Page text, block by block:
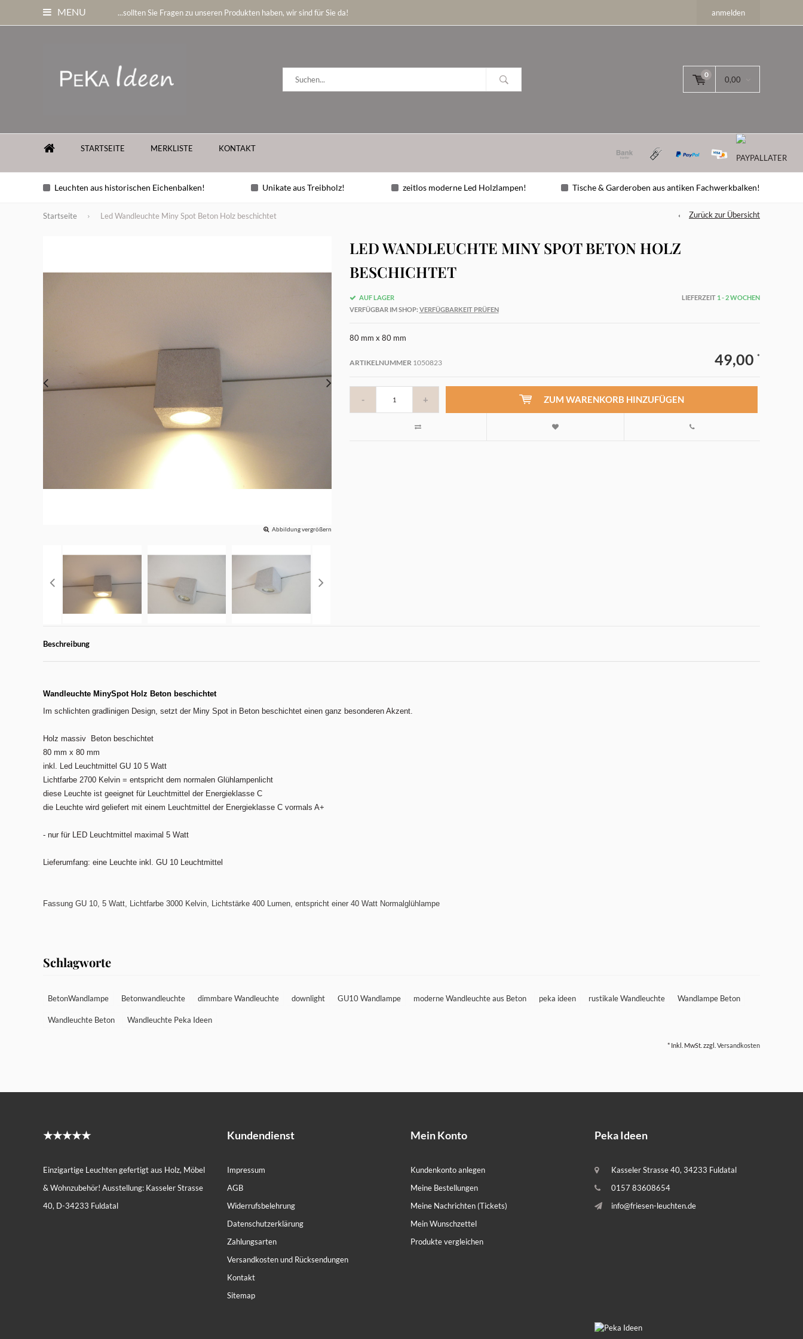
MENU ...sollten Sie Fragen zu unseren Produkten haben, wir sind für Sie da! anmelden
0
0,00
STARTSEITE MERKLISTE KONTAKT
Leuchten aus historischen Eichenbalken! Unikate aus Treibholz! zeitlos moderne Led Holzlampen! Tische & Garderoben aus antiken Fachwerkbalken!
Startseite Led Wandleuchte Miny Spot Beton Holz beschichtet Zurück zur Übersicht
Abbildung vergrößern
LED WANDLEUCHTE MINY SPOT BETON HOLZ
BESCHICHTET
AUF LAGER LIEFERZEIT 1 - 2 WOCHEN
VERFÜGBAR IM SHOP: VERFÜGBARKEIT PRÜFEN
80 mm x 80 mm
ARTIKELNUMMER 1050823 49,00 *
- + ZUM WARENKORB HINZUFÜGEN
Beschreibung
Wandleuchte MinySpot Holz Beton beschichtet
Im schlichten gradlinigen Design, setzt der Miny Spot in Beton beschichtet einen ganz besonderen Akzent.
Holz massiv Beton beschichtet
80 mm x 80 mm
inkl. Led Leuchtmittel GU 10 5 Watt
Lichtfarbe 2700 Kelvin = entspricht dem normalen Glühlampenlicht
diese Leuchte ist geeignet für Leuchtmittel der Energieklasse C
die Leuchte wird geliefert mit einem Leuchtmittel der Energieklasse C vormals A+
- nur für LED Leuchtmittel maximal 5 Watt
Lieferumfang: eine Leuchte inkl. GU 10 Leuchtmittel
Fassung GU 10, 5 Watt, Lichtfarbe 3000 Kelvin, Lichtstärke 400 Lumen, entspricht einer 40 Watt Normalglühlampe
Schlagworte
BetonWandlampe Betonwandleuchte dimmbare Wandleuchte downlight GU10 Wandlampe moderne Wandleuchte aus Beton peka ideen rustikale Wandleuchte Wandlampe Beton
Wandleuchte Beton Wandleuchte Peka Ideen
* Inkl. MwSt. zzgl. Versandkosten
★★★★★
Einzigartige Leuchten gefertigt aus Holz, Möbel
& Wohnzubehör! Ausstellung: Kasseler Strasse
40, D-34233 Fuldatal
Kundendienst
Impressum
AGB
Widerrufsbelehrung
Datenschutzerklärung
Zahlungsarten
Versandkosten und Rücksendungen
Kontakt
Sitemap
Mein Konto
Kundenkonto anlegen
Meine Bestellungen
Meine Nachrichten (Tickets)
Mein Wunschzettel
Produkte vergleichen
Peka Ideen
Kasseler Strasse 40, 34233 Fuldatal
0157 83608654
info@friesen-leuchten.de